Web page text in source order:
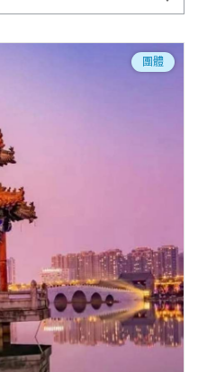
團體